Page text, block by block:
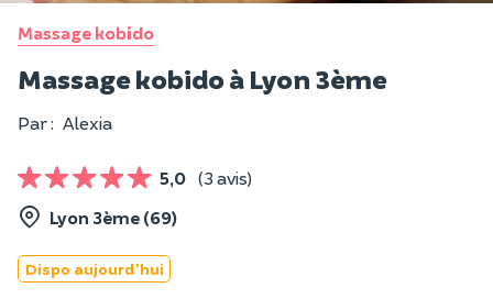
Massage kobido
Massage kobido à Lyon 3ème
Par : Alexia
5,0 (3 avis)
Lyon 3ème (69)
Dispo aujourd'hui